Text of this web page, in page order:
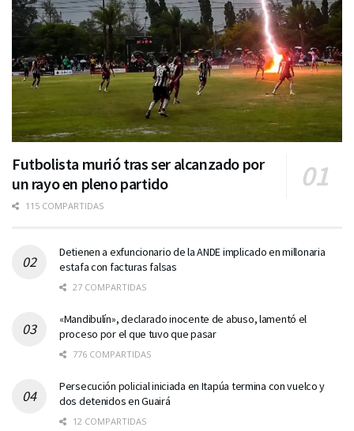
Futbolista murió tras ser alcanzado por
un rayo en pleno partido
115 COMPARTIDAS
Detienen a exfuncionario de la ANDE implicado en millonaria
estafa con facturas falsas
27 COMPARTIDAS
«Mandibulín», declarado inocente de abuso, lamentó el
proceso por el que tuvo que pasar
776 COMPARTIDAS
Persecución policial iniciada en Itapúa termina con vuelco y
dos detenidos en Guairá
12 COMPARTIDAS